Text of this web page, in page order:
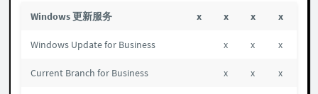
Windows 更新服务 x x x x
Windows Update for Business x x x
Current Branch for Business x x x